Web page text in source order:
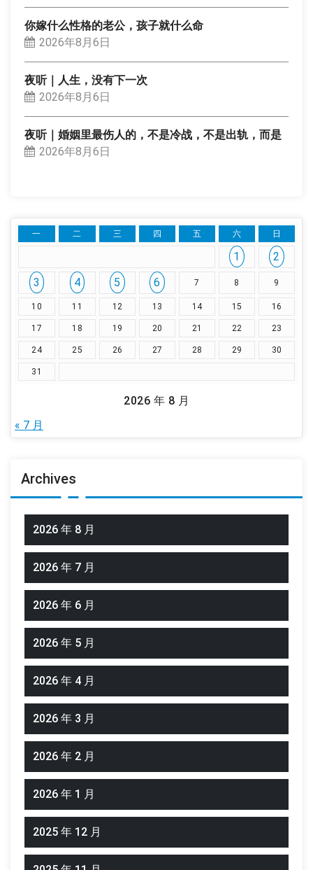
你嫁什么性格的老公，孩子就什么命
2026年8月6日
夜听｜人生，没有下一次
2026年8月6日
夜听｜婚姻里最伤人的，不是冷战，不是出轨，而是
2026年8月6日
2026 年 8 月
一 二 三 四 五 六 日
1
2
3
4 5 6 7 8 9
10 11 12 13 14 15 16
17 18 19 20 21 22 23
24 25 26 27 28 29 30
31
« 7 月
Archives
2026 年 8 月
2026 年 7 月
2026 年 6 月
2026 年 5 月
2026 年 4 月
2026 年 3 月
2026 年 2 月
2026 年 1 月
2025 年 12 月